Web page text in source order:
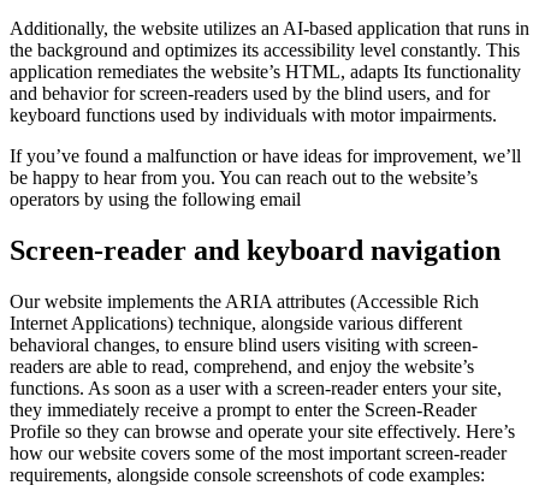
Additionally, the website utilizes an AI-based application that runs in
the background and optimizes its accessibility level constantly. This
application remediates the website’s HTML, adapts Its functionality
and behavior for screen-readers used by the blind users, and for
keyboard functions used by individuals with motor impairments.
If you’ve found a malfunction or have ideas for improvement, we’ll
be happy to hear from you. You can reach out to the website’s
operators by using the following email
Screen-reader and keyboard navigation
Our website implements the ARIA attributes (Accessible Rich
Internet Applications) technique, alongside various different
behavioral changes, to ensure blind users visiting with screen-
readers are able to read, comprehend, and enjoy the website’s
functions. As soon as a user with a screen-reader enters your site,
they immediately receive a prompt to enter the Screen-Reader
Profile so they can browse and operate your site effectively. Here’s
how our website covers some of the most important screen-reader
requirements, alongside console screenshots of code examples: